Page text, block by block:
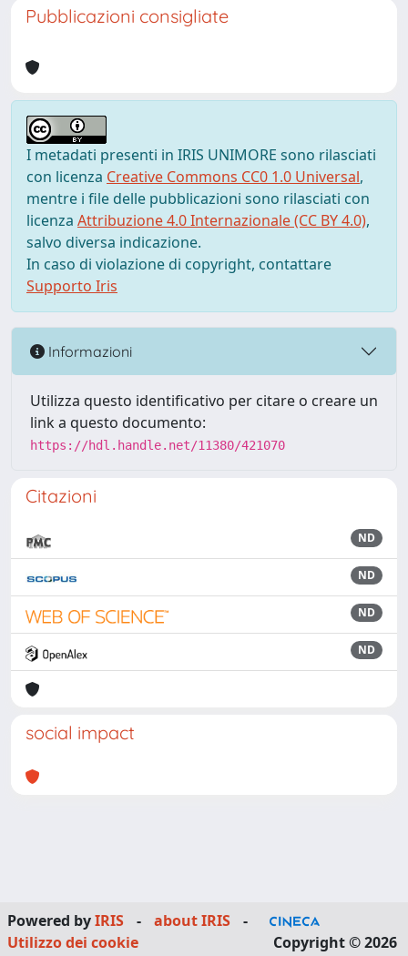
Pubblicazioni consigliate
I metadati presenti in IRIS UNIMORE sono rilasciati
con licenza Creative Commons CC0 1.0 Universal,
mentre i file delle pubblicazioni sono rilasciati con
licenza Attribuzione 4.0 Internazionale (CC BY 4.0),
salvo diversa indicazione.
In caso di violazione di copyright, contattare
Supporto Iris
Informazioni
Utilizza questo identificativo per citare o creare un
link a questo documento:
https://hdl.handle.net/11380/421070
Citazioni
ND
ND
ND
ND
social impact
Powered byIRIS - about IRIS
-
Utilizzo dei cookie
Copyright © 2026